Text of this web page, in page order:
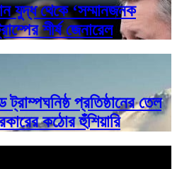
যুদ্ধ থেকে ‘সম্মানজনক
শীর্ষ জেনারেল
প্রতিষ্ঠানের তেল
কঠোর হুঁশিয়ারি